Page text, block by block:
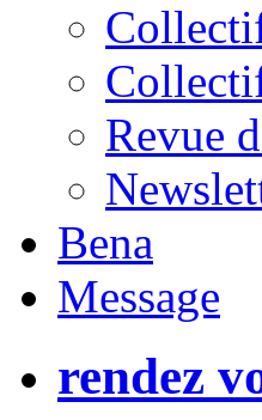
Revue
Bena
Message
rendez